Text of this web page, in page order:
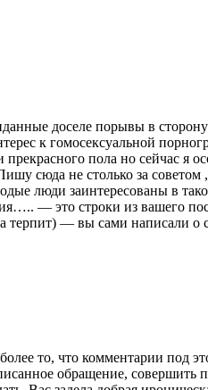
доселе порывы в
к гомосексуальной
прекрасного пола но сейчас
сюда не столько за
люди заинтересованы в
— это строки из вашего
— вы сами написали о
то, что комментарии под
обращение, совершить